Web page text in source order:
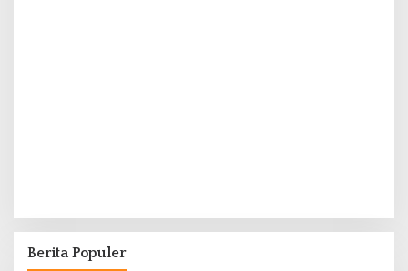
Berita Populer